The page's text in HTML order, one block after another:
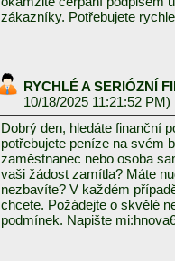
zákazníky. Potřebujete
RYCHLÉ A SERIÓZNÍ
10/18/2025 11:21:52 PM)
Dobrý den, hledáte finanční
potřebujete peníze na svém
zaměstnanec nebo osoba
vaši žádost zamítla? Máte
nezbavíte? V každém
chcete. Požádejte o skvělé
podmínek. Napište